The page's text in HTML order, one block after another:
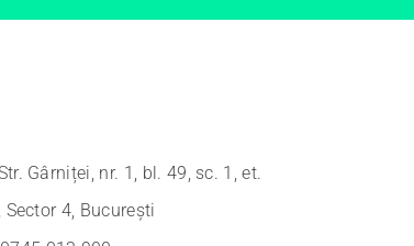
Gârniței, nr. 1, bl. 49, sc. 1, et.
Sector 4, București